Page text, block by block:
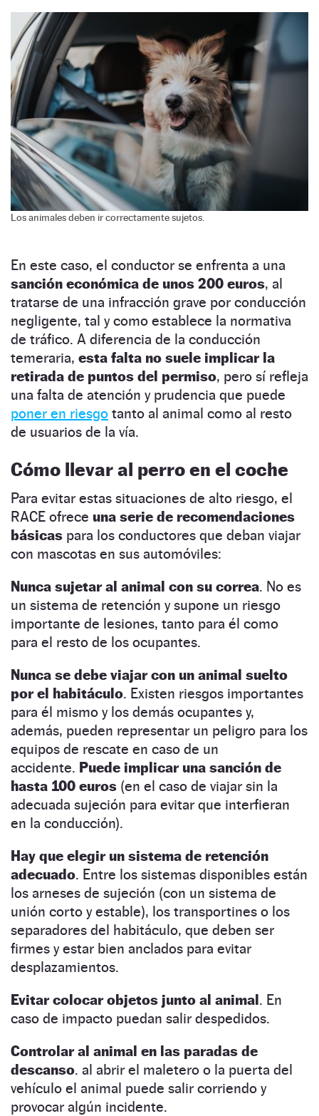
Los animales deben ir correctamente sujetos.
En este caso, el conductor se enfrenta a una
sanción económica de unos 200 euros, al
tratarse de una infracción grave por conducción
negligente, tal y como establece la normativa
de tráfico. A diferencia de la conducción
temeraria, esta falta no suele implicar la
retirada de puntos del permiso, pero sí refleja
una falta de atención y prudencia que puede
poner en riesgo tanto al animal como al resto
de usuarios de la vía.
Cómo llevar al perro en el coche
Para evitar estas situaciones de alto riesgo, el
RACE ofrece una serie de recomendaciones
básicas para los conductores que deban viajar
con mascotas en sus automóviles:
Nunca sujetar al animal con su correa. No es
un sistema de retención y supone un riesgo
importante de lesiones, tanto para él como
para el resto de los ocupantes.
Nunca se debe viajar con un animal suelto
por el habitáculo. Existen riesgos importantes
para él mismo y los demás ocupantes y,
además, pueden representar un peligro para los
equipos de rescate en caso de un
accidente. Puede implicar una sanción de
hasta 100 euros (en el caso de viajar sin la
adecuada sujeción para evitar que interfieran
en la conducción).
Hay que elegir un sistema de retención
adecuado. Entre los sistemas disponibles están
los arneses de sujeción (con un sistema de
unión corto y estable), los transportines o los
separadores del habitáculo, que deben ser
firmes y estar bien anclados para evitar
desplazamientos.
Evitar colocar objetos junto al animal. En
caso de impacto puedan salir despedidos.
Controlar al animal en las paradas de
descanso. al abrir el maletero o la puerta del
vehículo el animal puede salir corriendo y
provocar algún incidente.